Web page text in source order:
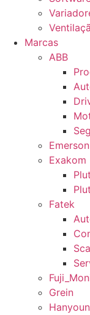
Marcas
ABB
Emerson
Exakom
Fatek
Grein